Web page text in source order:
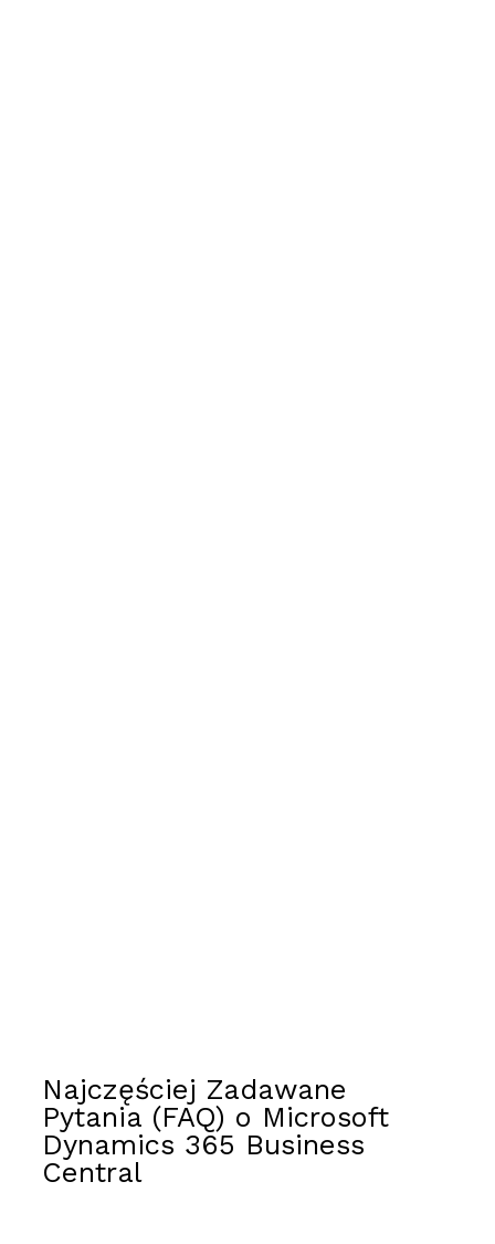
Najczęściej Zadawane
Pytania (FAQ) o Microsoft
Dynamics 365 Business
Central